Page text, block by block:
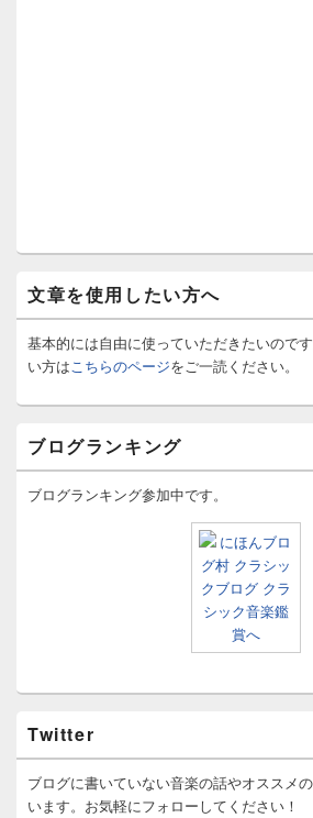
文章を使用したい方へ
基本的には自由に使っていただきたいので
い方はこちらのページをご一読ください。
ブログランキング
ブログランキング参加中です。
Twitter
ブログに書いていない音楽の話やオススメ
います。お気軽にフォローしてください！